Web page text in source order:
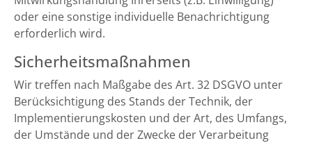
oder eine sonstige individuelle Benachrichtigung
erforderlich wird.
Sicherheitsmaßnahmen
Wir treffen nach Maßgabe des Art. 32 DSGVO unter
Berücksichtigung des Stands der Technik, der
Implementierungskosten und der Art, des Umfangs,
der Umstände und der Zwecke der Verarbeitung